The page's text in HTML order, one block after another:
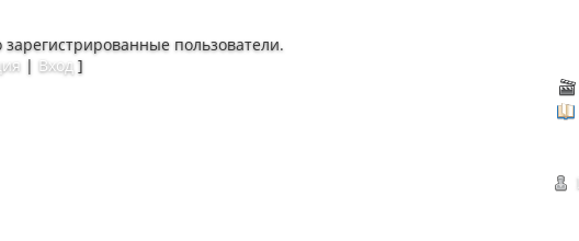
пользователи.
| Вход ]